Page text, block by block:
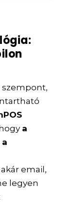
szempont,
a
akár email,
legyen